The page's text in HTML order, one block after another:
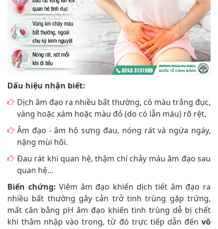
Dấu hiệu nhận biết:
Dịch âm đạo ra nhiều bất thường, có màu trắng đục,
vàng hoặc xám hoặc màu đỏ (do có lẫn máu) rõ rệt.
Âm đạo - âm hộ sưng đau, nóng rát và ngứa ngáy,
nặng mùi hôi.
Đau rát khi quan hệ, thậm chí chảy máu âm đạo sau
quan hệ…
Biến chứng:Viêm âm đạo khiến dịch tiết âm đạo ra
nhiều bất thường gây cản trở tinh trùng gặp trứng,
mất cân bằng pH âm đạo khiến tinh trùng dễ bị chết
khi thâm nhập vào trong, từ đó trực tiếp dẫn đến vô